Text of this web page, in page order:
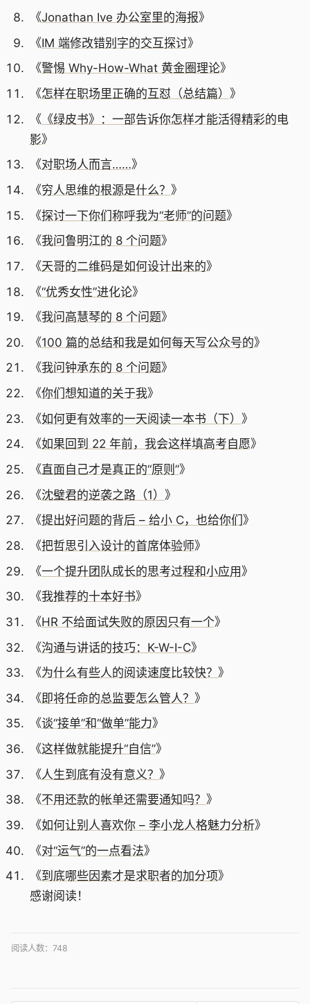
《Jonathan Ive 办公室里的海报》
《IM 端修改错别字的交互探讨》
《警惕 Why-How-What 黄金圈理论》
《怎样在职场里正确的互怼（总结篇） 》
《 《绿皮书》：一部告诉你怎样才能活得精彩的电
影》
《对职场人而言……》
《穷人思维的根源是什么？ 》
《探讨一下你们称呼我为“老师”的问题》
《我问鲁明江的 8 个问题》
《天哥的二维码是如何设计出来的》
《“优秀女性”进化论》
《我问高慧琴的 8 个问题》
《100 篇的总结和我是如何每天写公众号的》
《我问钟承东的 8 个问题》
《你们想知道的关于我》
《如何更有效率的一天阅读一本书（下） 》
《如果回到 22 年前，我会这样填高考自愿》
《直面自己才是真正的“原则”》
《沈璧君的逆袭之路（1） 》
《提出好问题的背后 – 给小 C，也给你们 》
《把哲思引入设计的首席体验师》
《一个提升团队成长的思考过程和小应用》
《我推荐的十本好书》
《HR 不给面试失败的原因只有一个》
《沟通与讲话的技巧：K-W-I-C》
《为什么有些人的阅读速度比较快？ 》
《 即将任命的总监要怎么管人？ 》
《谈“接单”和“做单”能力》
《这样做就能提升“自信”》
《人生到底有没有意义？ 》
《不用还款的帐单还需要通知吗？ 》
《如何让别人喜欢你 – 李小龙人格魅力分析》
《对“运气”的一点看法》
《到底哪些因素才是求职者的加分项》
感谢阅读！
阅读人数： 748